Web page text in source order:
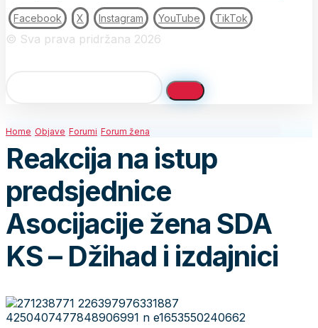
Facebook X Instagram YouTube TikTok
© Sva prava pridržana 2026
Home Objave Forumi Forum žena
Reakcija na istup
predsjednice
Asocijacije žena SDA
KS – Džihad i izdajnici